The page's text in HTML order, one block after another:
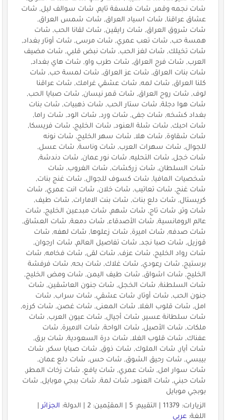
شات نجمه وقمر, شات فلسفة تايم, شات سوالف ليل, شات
عشاق عراقنا, شات اسياد العراق, شات شمس العراق,
شات شروق العراق, شات رايقين, شات لقانا الحب, شات
همسة حب, شات تعب عمري, شات مرسى, شات أوتار بغداد,
شات تخيلك, شات لغز الحب, شات نبض قلبي, شات مضيف
العرب, شات فرح العراق, شات طرب واو, شات هاي بغداد,
شات بنات العراق, شات عز العراق, شات لمسة حب, شات
كلنا العراق, شات لمه, شات عشقي غرامك, شات عراقنا
لوف, شات روح العراق, شات قمر نيسان, شات صبايا الحب,
شات هوا دجلة, شات ستار الحب, شات ذهبيات, شات بنات
بغداد كشخه, شات جفى, شات ورد, شات الود, شات راما,
شات احبك, شات شلة العنود, شات الخليج, شات فريسكا,
شات شقاوة, شات هلا, شات سهر الخليج, شات نونه
للجوال, شات سهرات العرب, شات وناسة, شات عسل,
شات خجل, شات التحليه, شات نور عمان, شات دندشة,
شات السلطان, شات زركشات, شات الغروب, شات
شخصيات المافيا, شات كسوف للجوال, شات غنج بنات,
شات غنج, شات تعاتيب, شات خلان, شات انت عمري, شات
كريستال, شات دلع بنات, شات بنت الامارات, شات طيف,
شات وتر, شات تاج, شات شهم, شات مبدعين الخليج, شات
عالم الرومانسية, شات الأصدقاء, شات دمعة, شات العشاق,
شات صدفه, شات اميرة, شات زعلوها, شات لهفه, شات
قوزيل, شات صبا نجد, شات تفاصيل العالم, شات ارجوان,
شات رواد الخليج, شات عزف, شات لقى, شات فخامه, شات
برستيج, شات رعودي, شات غلاك, شات بحه, شات فرفشة
الخليج, شات اشواق, شات طيف اليمن, شات ومض الخليج,
شات السلطنة, شات الخجل, شات جنون العاشقين, شات
جنون الحب, شات أوتار, شات عشقي, شات سراب, شات
امل, شات قلوب الغلا, شات المعنى, شات غصن, شات كرزه,
شات سلطانة عسير, شات أجيال, شات عيون العرب, شات
ملكات, شات الأصيل, شات الواحة, شات الاميرة, شات
عفناك, شات قلوب الغلا, شات درة السعودية, شات برق,
شات أيار, شات الملوك, شات ذوق, شات صبايا سكر, شات
بيبسي, شات رحيق الشوق, شات حس, شات دلع عمان,
شات سوار امل, شات عمري, شات يافع, شات زخات المطر,
شات حبني, شات العنود, شات لمة, شات ببجي موبايل, شات
بوبجي موبايل
الزيارات: 11379 | التقييم: 5 | المقيّمين: 2 | الدولة:
الجزائر|
اللغة: عربي